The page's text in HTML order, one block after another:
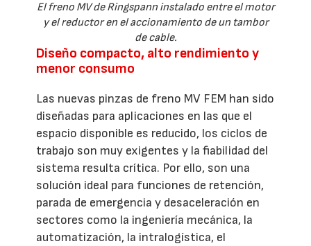
El freno MV de Ringspann instalado entre el motor
y el reductor en el accionamiento de un tambor
de cable.
Diseño compacto, alto rendimiento y
menor consumo
Las nuevas pinzas de freno MV FEM han sido
diseñadas para aplicaciones en las que el
espacio disponible es reducido, los ciclos de
trabajo son muy exigentes y la fiabilidad del
sistema resulta crítica. Por ello, son una
solución ideal para funciones de retención,
parada de emergencia y desaceleración en
sectores como la ingeniería mecánica, la
automatización, la intralogística, el